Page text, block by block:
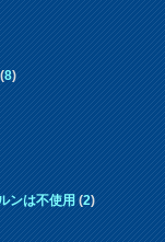
8)
ンは不使用(2)